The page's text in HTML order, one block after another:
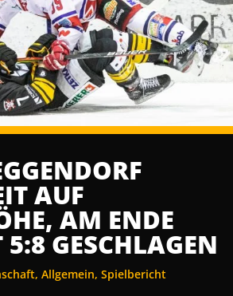
AUF
AM ENDE
GESCHLAGEN
, Allgemein, Spielbericht